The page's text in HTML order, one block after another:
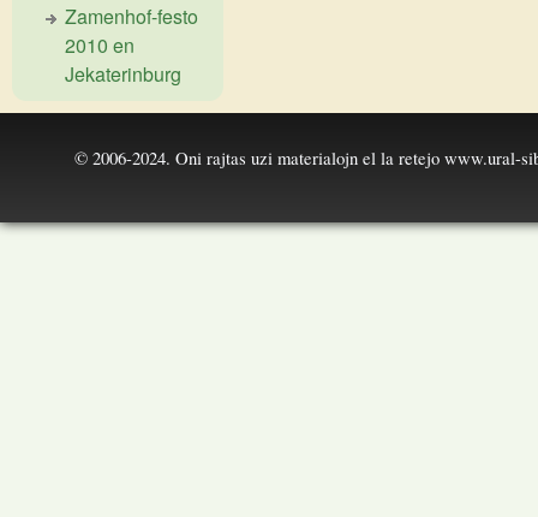
Zamenhof-festo
2010 en
Jekaterinburg
© 2006-2024. Oni rajtas uzi materialojn el la retejo www.ural-